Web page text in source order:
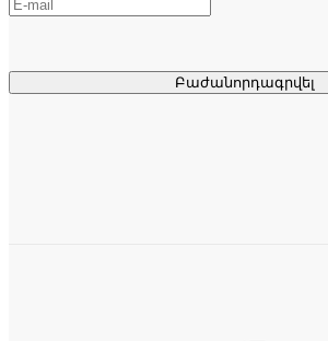
Բաժանորդագրվել